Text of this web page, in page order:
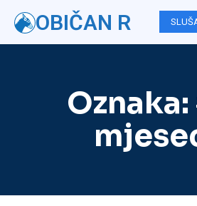
OBIČAN R
Oznaka: